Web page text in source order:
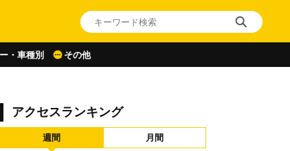
・車種別 その他
アクセスランキング
週間 月間